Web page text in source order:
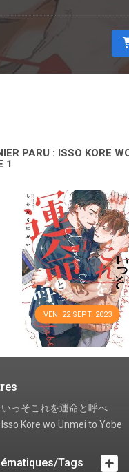
PARU : ISSO KORE
1
VEN. 22 SEPT. 2023
いっそこれを運命と呼べ
Isso Kore wo Unmei to Yobe
Tags